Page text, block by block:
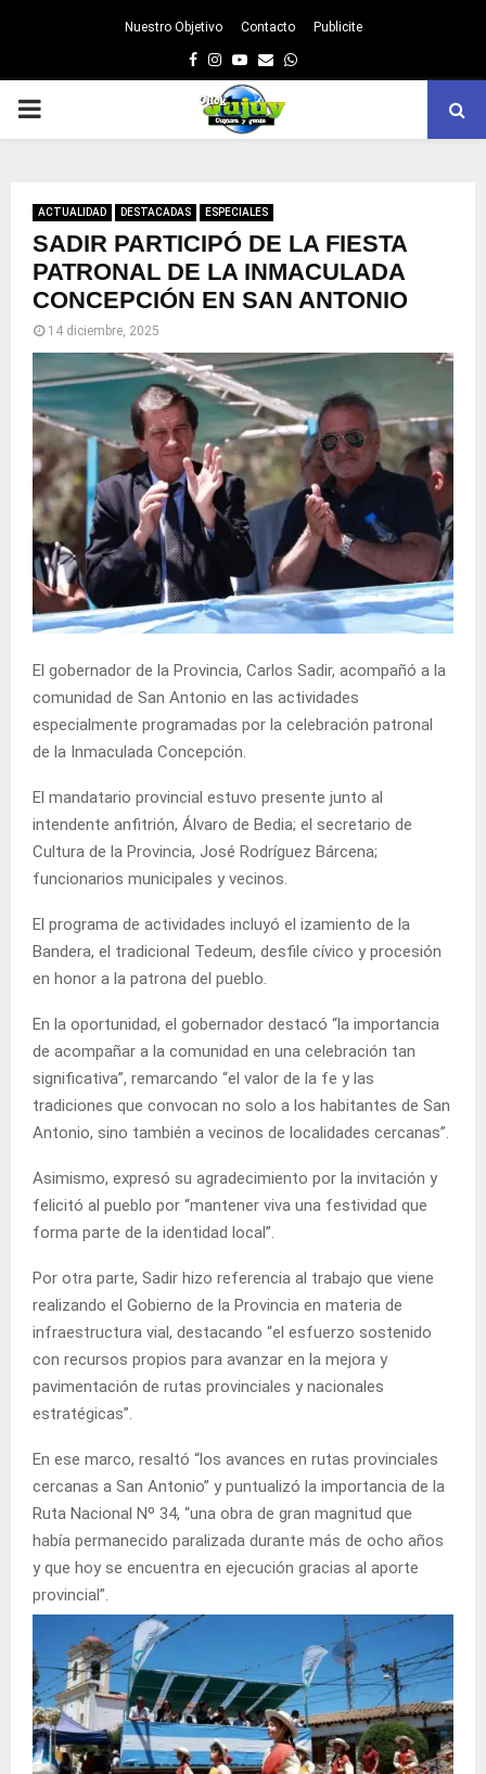
Nuestro Objetivo Contacto Publicite
Facebook
Instagram
Youtube
EmailWhatsapp
PRIMARY
ACTUALIDAD DESTACADAS ESPECIALES
SADIR PARTICIPÓ DE LA FIESTA
PATRONAL DE LA INMACULADA
CONCEPCIÓN EN SAN ANTONIO
14 diciembre, 2025
El gobernador de la Provincia, Carlos Sadir, acompañó a la
comunidad de San Antonio en las actividades
especialmente programadas por la celebración patronal
de la Inmaculada Concepción.
El mandatario provincial estuvo presente junto al
intendente anfitrión, Álvaro de Bedia; el secretario de
Cultura de la Provincia, José Rodríguez Bárcena;
funcionarios municipales y vecinos.
El programa de actividades incluyó el izamiento de la
Bandera, el tradicional Tedeum, desfile cívico y procesión
en honor a la patrona del pueblo.
En la oportunidad, el gobernador destacó “la importancia
de acompañar a la comunidad en una celebración tan
significativa”, remarcando “el valor de la fe y las
tradiciones que convocan no solo a los habitantes de San
Antonio, sino también a vecinos de localidades cercanas”.
Asimismo, expresó su agradecimiento por la invitación y
felicitó al pueblo por “mantener viva una festividad que
forma parte de la identidad local”.
Por otra parte, Sadir hizo referencia al trabajo que viene
realizando el Gobierno de la Provincia en materia de
infraestructura vial, destacando “el esfuerzo sostenido
con recursos propios para avanzar en la mejora y
pavimentación de rutas provinciales y nacionales
estratégicas”.
En ese marco, resaltó “los avances en rutas provinciales
cercanas a San Antonio” y puntualizó la importancia de la
Ruta Nacional Nº 34, “una obra de gran magnitud que
había permanecido paralizada durante más de ocho años
y que hoy se encuentra en ejecución gracias al aporte
provincial”.